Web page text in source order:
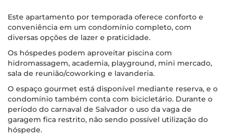
Este apartamento por temporada oferece conforto e
conveniência em um condomínio completo, com
diversas opções de lazer e praticidade.
Os hóspedes podem aproveitar piscina com
hidromassagem, academia, playground, mini mercado,
sala de reunião/coworking e lavanderia.
O espaço gourmet está disponível mediante reserva, e o
condomínio também conta com bicicletário. Durante o
período do carnaval de Salvador o uso da vaga de
garagem fica restrito, não sendo possível utilização do
hóspede.